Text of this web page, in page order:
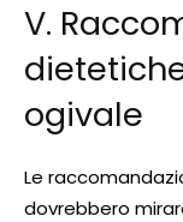
V.
ogivale
Le
dovrebbero